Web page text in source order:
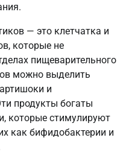
— это клетчатка и
которые не
пищеварительного
можно выделить
и
продукты богаты
которые стимулируют
как бифидобактерии и